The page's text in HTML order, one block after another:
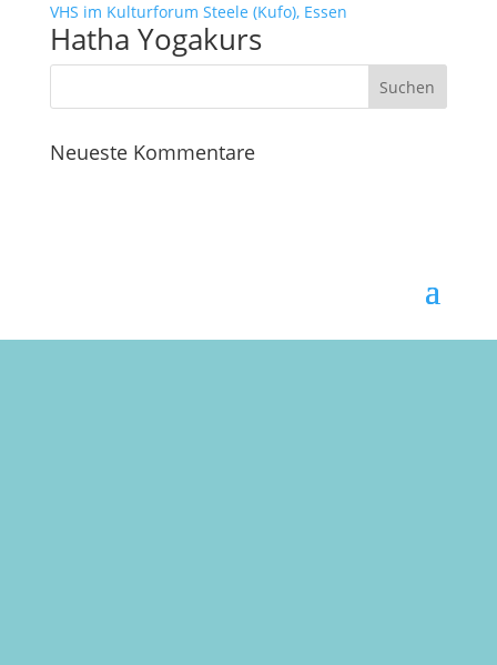
VHS im Kulturforum Steele (Kufo), Essen
Hatha Yogakurs
Neueste Kommentare